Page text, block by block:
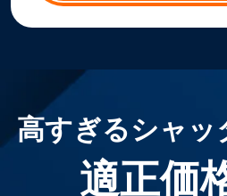
高すぎるシャッ
適正価